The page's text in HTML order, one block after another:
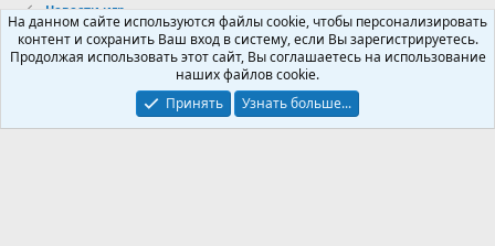
Новости игр
Russian (RU)
Условия и правила
Политика конфиденциальности
Помощь
На данном сайте используются файлы cookie, чтобы персонализировать
контент и сохранить Ваш вход в систему, если Вы зарегистрируетесь.
Продолжая использовать этот сайт, Вы соглашаетесь на использование
наших файлов cookie.
Принять
Узнать больше...